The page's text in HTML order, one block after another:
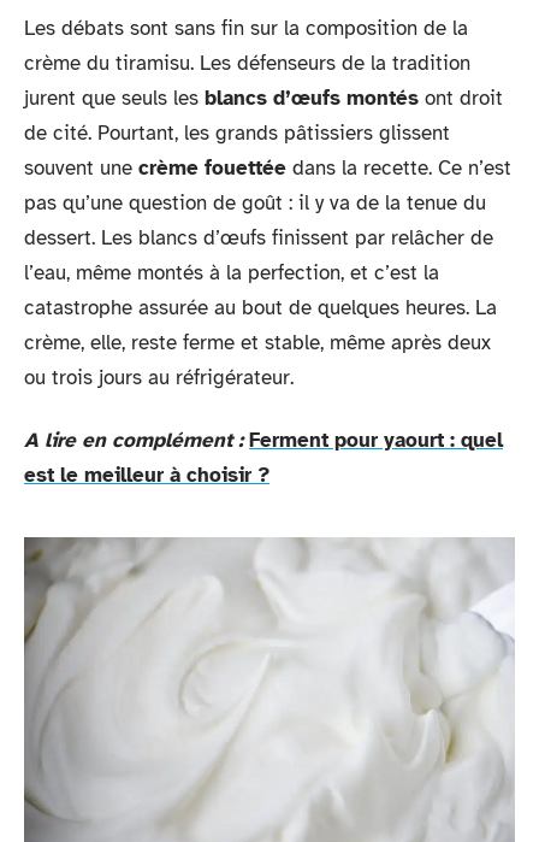
Les débats sont sans fin sur la composition de la
crème du tiramisu. Les défenseurs de la tradition
jurent que seuls les blancs d’œufs montés ont droit
de cité. Pourtant, les grands pâtissiers glissent
souvent une crème fouettée dans la recette. Ce n’est
pas qu’une question de goût : il y va de la tenue du
dessert. Les blancs d’œufs finissent par relâcher de
l’eau, même montés à la perfection, et c’est la
catastrophe assurée au bout de quelques heures. La
crème, elle, reste ferme et stable, même après deux
ou trois jours au réfrigérateur.
A lire en complément : Ferment pour yaourt : quel
est le meilleur à choisir ?